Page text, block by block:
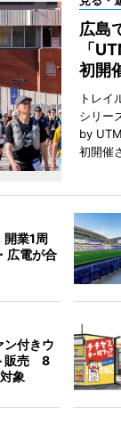
広島
「
初開
トレイ
シリー
by
初開催
開業1周
広電が合
ン付きウ
販売 8
象